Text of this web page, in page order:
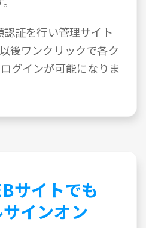
証を行い管理サイト
後ワンクリックで各ク
グインが可能になりま
サイトでも
インオン